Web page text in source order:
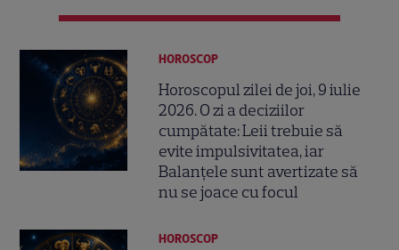
HOROSCOP
Horoscopul zilei de joi, 9 iulie
2026. O zi a deciziilor
cumpătate: Leii trebuie să
evite impulsivitatea, iar
Balanțele sunt avertizate să
nu se joace cu focul
HOROSCOP